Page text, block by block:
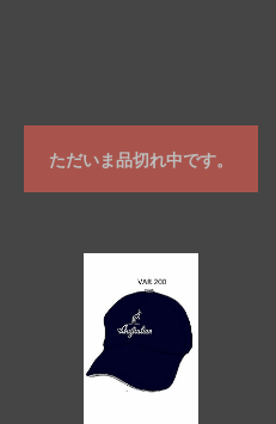
ただいま品切れ中です。